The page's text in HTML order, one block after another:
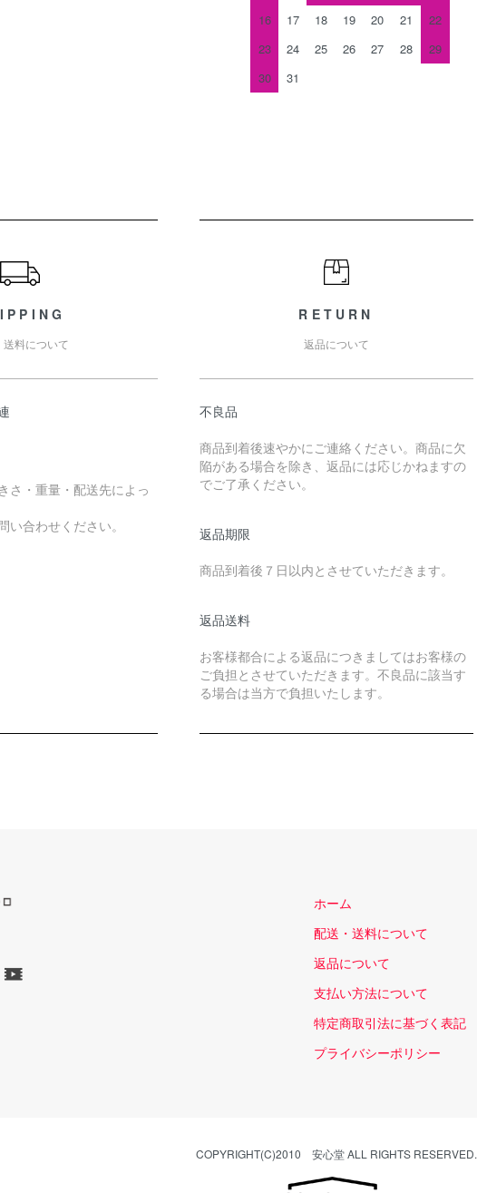
16
17 18 19 20 21
22
23
24 25 26 27 28
29
30
31
送料について
さ・重量・配送先によっ
い合わせください。
RETURN
返品について
不良品
商品到着後速やかにご連絡ください。商品に欠
陥がある場合を除き、返品には応じかねますの
でご了承ください。
返品期限
商品到着後７日以内とさせていただきます。
返品送料
お客様都合による返品につきましてはお客様の
ご負担とさせていただきます。不良品に該当す
る場合は当方で負担いたします。
ホーム
配送・送料について
返品について
支払い方法について
特定商取引法に基づく表記
プライバシーポリシー
COPYRIGHT(C)2010 安心堂 ALL RIGHTS RESERVED.